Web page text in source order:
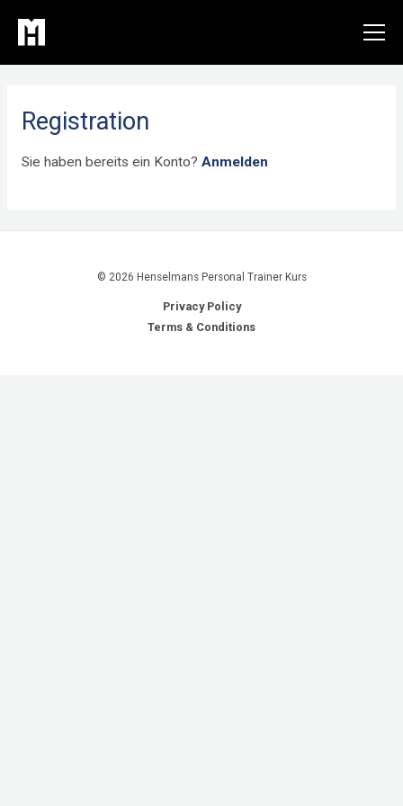
Inhalt
springen
Registration
Sie haben bereits ein Konto? Anmelden
© 2026 Henselmans Personal Trainer Kurs
Privacy Policy
Terms & Conditions